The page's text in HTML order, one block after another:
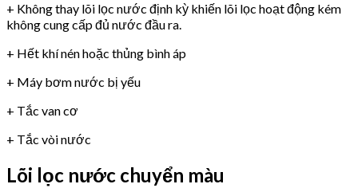
+ Không thay lõi lọc nước định kỳ khiến lõi lọc hoạt động kém
không cung cấp đủ nước đầu ra.
+ Hết khí nén hoặc thủng bình áp
+ Máy bơm nước bị yếu
+ Tắc van cơ
+ Tắc vòi nước
Lõi lọc nước chuyển màu